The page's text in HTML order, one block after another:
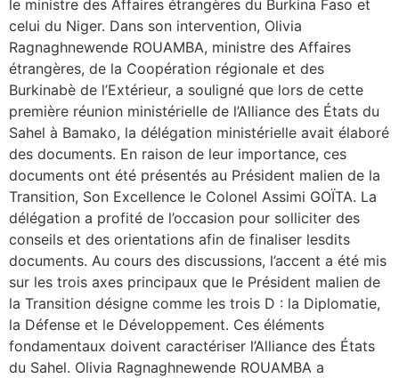
le ministre des Affaires étrangères du Burkina Faso et
celui du Niger. Dans son intervention, Olivia
Ragnaghnewende ROUAMBA, ministre des Affaires
étrangères, de la Coopération régionale et des
Burkinabè de l’Extérieur, a souligné que lors de cette
première réunion ministérielle de l’Alliance des États du
Sahel à Bamako, la délégation ministérielle avait élaboré
des documents. En raison de leur importance, ces
documents ont été présentés au Président malien de la
Transition, Son Excellence le Colonel Assimi GOÏTA. La
délégation a profité de l’occasion pour solliciter des
conseils et des orientations afin de finaliser lesdits
documents. Au cours des discussions, l’accent a été mis
sur les trois axes principaux que le Président malien de
la Transition désigne comme les trois D : la Diplomatie,
la Défense et le Développement. Ces éléments
fondamentaux doivent caractériser l’Alliance des États
du Sahel. Olivia Ragnaghnewende ROUAMBA a